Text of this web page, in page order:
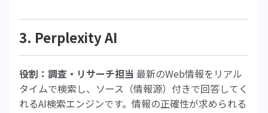
3. Perplexity AI
役割：調査・リサーチ担当 最新のWeb情報をリアル
タイムで検索し、ソース（情報源）付きで回答してく
れるAI検索エンジンです。情報の正確性が求められる